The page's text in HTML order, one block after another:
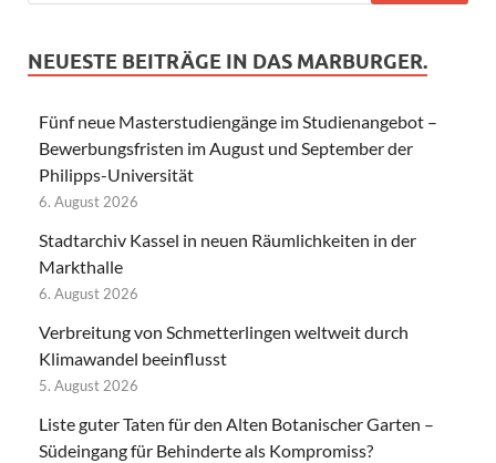
NEUESTE BEITRÄGE IN DAS MARBURGER.
Fünf neue Masterstudiengänge im Studienangebot –
Bewerbungsfristen im August und September der
Philipps-Universität
6. August 2026
Stadtarchiv Kassel in neuen Räumlichkeiten in der
Markthalle
6. August 2026
Verbreitung von Schmetterlingen weltweit durch
Klimawandel beeinflusst
5. August 2026
Liste guter Taten für den Alten Botanischer Garten –
Südeingang für Behinderte als Kompromiss?